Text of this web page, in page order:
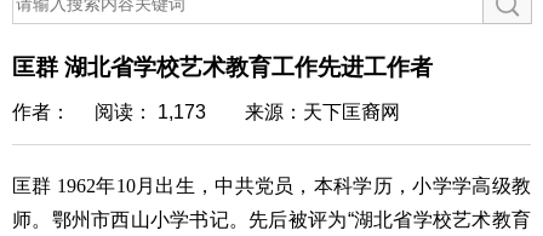
匡群 湖北省学校艺术教育工作先进工作者
作者： 阅读： 1,173 来源：天下匡裔网
匡群 1962年10月出生，中共党员，本科学历，小学学高级教
师。鄂州市西山小学书记。先后被评为“湖北省学校艺术教育